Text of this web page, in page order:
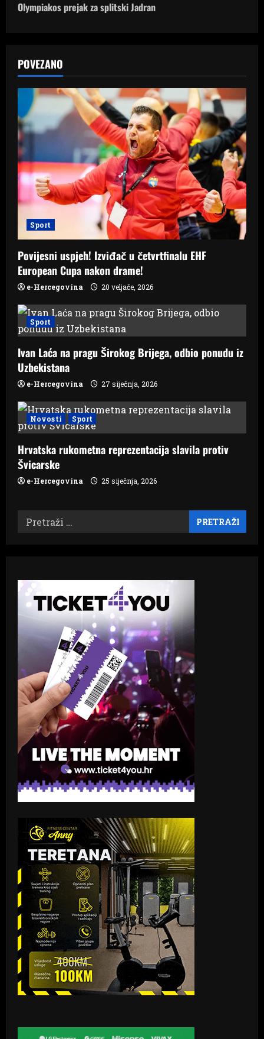
t
a
v
i
g
a
t
o
n
Olympiakos prejak za splitski Jadran
POVEZANO
Sport
Povijesni uspjeh! Izviđač u četvrtfinalu EHF
European Cupa nakon drame!
e-Hercegovina 20 veljače, 2026
Sport
Ivan Laća na pragu Širokog Brijega, odbio ponudu iz
Uzbekistana
e-Hercegovina 27 siječnja, 2026
Novosti Sport
Hrvatska rukometna reprezentacija slavila protiv
Švicarske
e-Hercegovina 25 siječnja, 2026
Pretraži: